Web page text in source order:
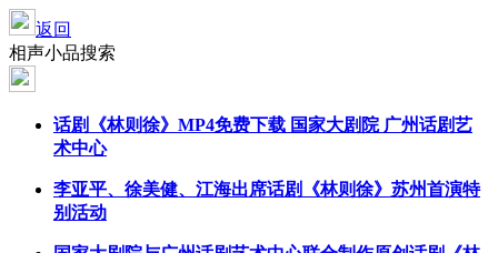
返回
相声小品搜索
话剧《林则徐》MP4免费下载 国家大剧院 广州话剧艺
术中心
李亚平、徐美健、江海出席话剧《林则徐》苏州首演特
别活动